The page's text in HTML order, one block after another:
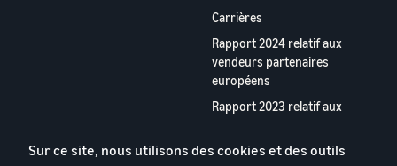
Carrières
Rapport 2024 relatif aux
vendeurs partenaires
européens
Rapport 2023 relatif aux
européens
Sur ce site, nous utilisons des cookies et des outils